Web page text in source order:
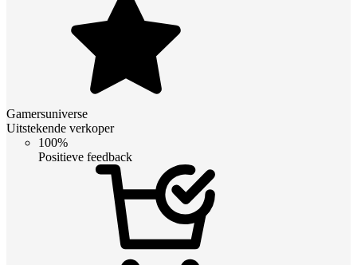
Gamersuniverse
Uitstekende verkoper
100%
Positieve feedback